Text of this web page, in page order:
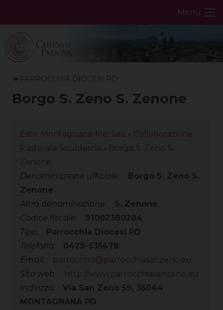
Menu
PARROCCHIA DIOCESI PD
Borgo S. Zeno S. Zenone
Este, Montagnana-Merlara
Collaborazione
Pastorale Sculdascia
Borgo S. Zeno S.
Zenone
Denominazione ufficiale:
Borgo S. Zeno S.
Zenone
Altra denominazione:
S. Zenone
Codice fiscale:
91002380284
Tipo:
Parrocchia Diocesi PD
Telefono:
0429-535678
Email:
parrocchia@parrocchiasanzeno.eu
Sito web:
http://www.parrocchiasanzeno.eu
Indirizzo:
Via San Zeno 59, 35044
MONTAGNANA PD